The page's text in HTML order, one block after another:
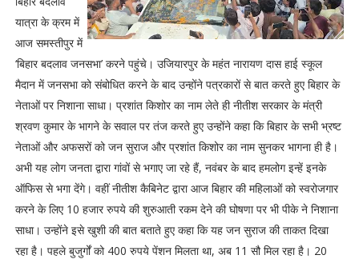
यात्रा के क्रम में
आज समस्तीपुर में
‘बिहार बदलाव जनसभा’ करने पहुंचे। उजियारपुर के महंत नारायण दास हाई स्कूल
मैदान में जनसभा को संबोधित करने के बाद उन्होंने पत्रकारों से बात करते हुए बिहार के
नेताओं पर निशाना साधा। प्रशांत किशोर का नाम लेते ही नीतीश सरकार के मंत्री
श्रवण कुमार के भागने के सवाल पर तंज करते हुए उन्होंने कहा कि बिहार के सभी भ्रष्ट
नेताओं और अफसरों को जन सुराज और प्रशांत किशोर का नाम सुनकर भागना ही है।
अभी यह लोग जनता द्वारा गांवों से भगाए जा रहे हैं, नवंबर के बाद हमलोग इन्हें इनके
ऑफिस से भगा देंगे। वहीं नीतीश कैबिनेट द्वारा आज बिहार की महिलाओं को स्वरोजगार
करने के लिए 10 हजार रुपये की शुरुआती रकम देने की घोषणा पर भी पीके ने निशाना
साधा। उन्होंने इसे खुशी की बात बताते हुए कहा कि यह जन सुराज की ताकत दिखा
रहा है। पहले बुजुर्गों को 400 रुपये पेंशन मिलता था, अब 11 सौ मिल रहा है। 20